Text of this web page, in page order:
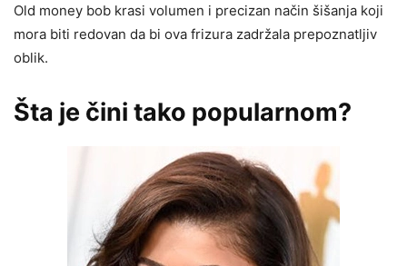
Old money bob krasi volumen i precizan način šišanja koji
mora biti redovan da bi ova frizura zadržala prepoznatljiv
oblik.
Šta je čini tako popularnom?